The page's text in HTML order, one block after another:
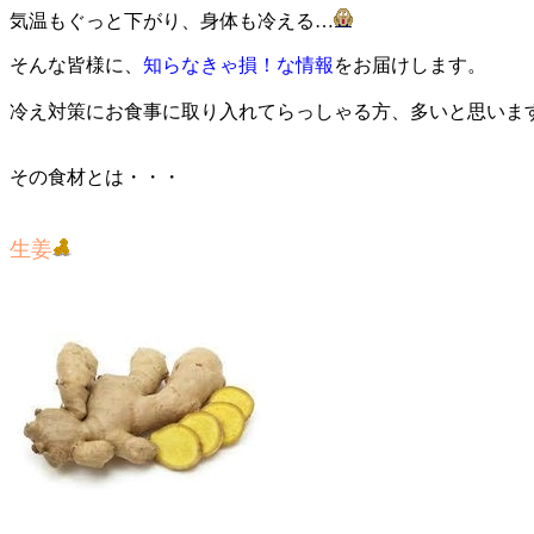
気温もぐっと下がり、身体も冷える…
そんな皆様に、 知らなきゃ損！な情報 をお届けします。
冷え対策にお食事に取り入れてらっしゃる方、多いと思いま
その食材とは・・・
生姜